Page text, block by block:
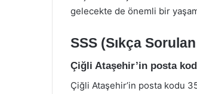
gelecekte de önemli bir
SSS (Sıkça
Çiğli Ataşehir’in posta
Çiğli Ataşehir’in posta kodu